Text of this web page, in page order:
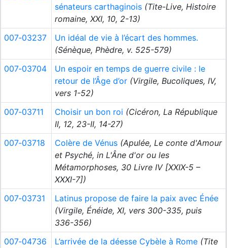
sénateurs carthaginois (Tite-Live, Histoire
romaine, XXI, 10, 2-13)
007‑03237
Un idéal de vie à l’écart des hommes.
(Sénèque, Phèdre, v. 525-579)
007‑03704
Un espoir en temps de guerre civile : le
retour de l’Âge d’or (Virgile, Bucoliques, IV,
vers 1-52)
007‑03711
Choisir un bon roi (Cicéron, La République
II, 12, 23-II, 14-27)
007‑03718
Colère de Vénus (Apulée, Le conte d'Amour
et Psyché, in L'Âne d'or ou les
Métamorphoses, 30 Livre IV [XXIX-5 –
XXXI-7])
007‑03731
Latinus propose de faire la paix avec Énée
(Virgile, Énéide, XI, vers 300-335, puis
336-356)
007‑04736
L’arrivée de la déesse Cybèle à Rome (Tite